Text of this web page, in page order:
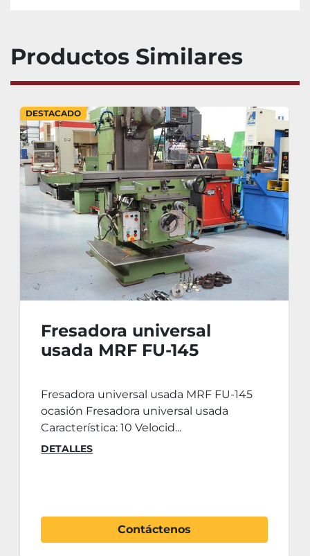
Productos Similares
DESTACADO
Fresadora universal
usada MRF FU-145
Fresadora universal usada MRF FU-145
ocasión Fresadora universal usada
Característica: 10 Velocid...
DETALLES
Contáctenos